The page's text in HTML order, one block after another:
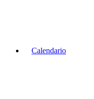
Calendario